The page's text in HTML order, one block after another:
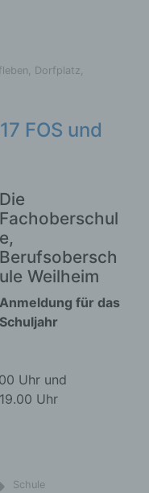
, Dorfplatz,
FOS und
Die
Fachoberschul
e,
Berufsobersch
ule Weilheim
Anmeldung für das
Schuljahr
Uhr und
Uhr
Schule